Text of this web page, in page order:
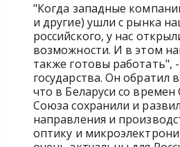
"Когда западные
и другие) ушли с рынка
российского, у нас
возможности. И в этом
также готовы работать", -
государства. Он обратил
что в Беларуси со времен
Союза сохранили и
направления и
оптику и